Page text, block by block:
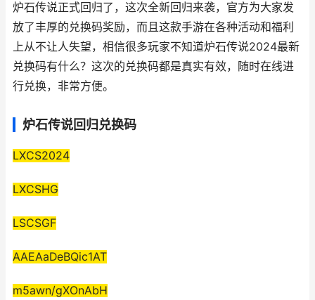
炉石传说正式回归了，这次全新回归来袭，官方为大家发
放了丰厚的兑换码奖励，而且这款手游在各种活动和福利
上从不让人失望，相信很多玩家不知道炉石传说2024最新
兑换码有什么？这次的兑换码都是真实有效，随时在线进
行兑换，非常方便。
炉石传说回归兑换码
LXCS2024
LXCSHG
LSCSGF
AAEAaDeBQic1AT
m5awn/gXOnAbH